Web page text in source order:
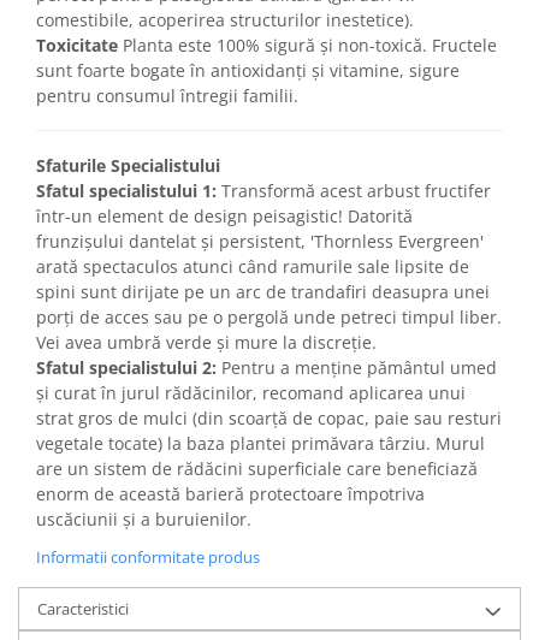
comestibile, acoperirea structurilor inestetice).
Toxicitate Planta este 100% sigură și non-toxică. Fructele
sunt foarte bogate în antioxidanți și vitamine, sigure
pentru consumul întregii familii.
Sfaturile Specialistului
Sfatul specialistului 1: Transformă acest arbust fructifer
într-un element de design peisagistic! Datorită
frunzișului dantelat și persistent, 'Thornless Evergreen'
arată spectaculos atunci când ramurile sale lipsite de
spini sunt dirijate pe un arc de trandafiri deasupra unei
porți de acces sau pe o pergolă unde petreci timpul liber.
Vei avea umbră verde și mure la discreție.
Sfatul specialistului 2: Pentru a menține pământul umed
și curat în jurul rădăcinilor, recomand aplicarea unui
strat gros de mulci (din scoarță de copac, paie sau resturi
vegetale tocate) la baza plantei primăvara târziu. Murul
are un sistem de rădăcini superficiale care beneficiază
enorm de această barieră protectoare împotriva
uscăciunii și a buruienilor.
Informatii conformitate produs
Caracteristici